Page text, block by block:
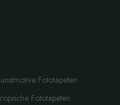
Fototapeten
Fototapeten